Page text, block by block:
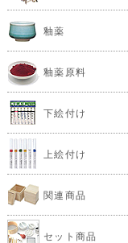
釉薬
釉薬原料
下絵付け
上絵付け
関連商品
セット商品